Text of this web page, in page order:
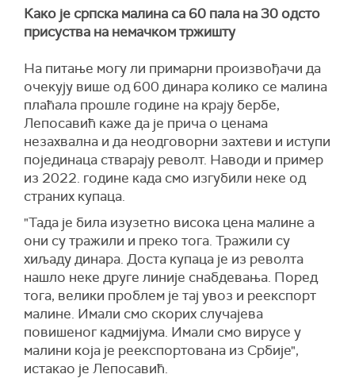
Како је српска малина са 60 пала на 30 одсто
присуства на немачком тржишту
На питање могу ли примарни произвођачи да
очекују више од 600 динара колико се малина
плаћала прошле године на крају бербе,
Лепосавић каже да је прича о ценама
незахвална и да неодговорни захтеви и иступи
појединаца стварају револт. Наводи и пример
из 2022. године када смо изгубили неке од
страних купаца.
"Тада је била изузетно висока цена малине а
они су тражили и преко тога. Тражили су
хиљаду динара. Доста купаца је из револта
нашло неке друге линије снабдевања. Поред
тога, велики проблем је тај увоз и реекспорт
малине. Имали смо скорих случајева
повишеног кадмијума. Имали смо вирусе у
малини која је реекспортована из Србије",
истакао је Лепосавић.